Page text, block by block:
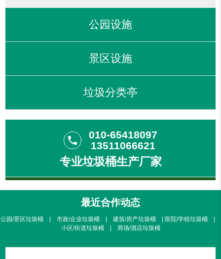
公园设施
景区设施
垃圾分类亭
phone
010-65418097
13511066621
专业垃圾桶生产厂家
最近合作动态
公园/景区垃圾桶 | 市政/企业垃圾桶 | 建筑/房产垃圾桶 | 医院/学校垃圾桶 |
小区/街道垃圾桶 | 商场/酒店垃圾桶